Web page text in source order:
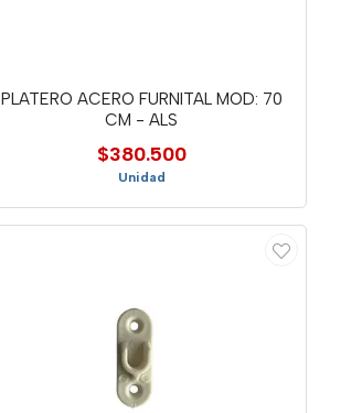
PLATERO ACERO FURNITAL MOD: 70
CM - ALS
$380.500
Unidad